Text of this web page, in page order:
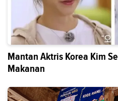
Mantan Aktris Korea Kim
Makanan